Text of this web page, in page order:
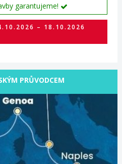
garantujeme!
– 18.10.2026
PRŮVODCEM
1 015 €/OS.